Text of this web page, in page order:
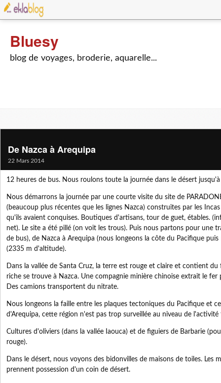
Bluesy
blog de voyages, broderie, aquarelle...
De Nazca à Arequipa
22 Mars 2014
12 heures de bus. Nous roulons toute la journée dans le désert
Nous démarrons la journée par une courte visite du site de
(beaucoup plus récentes que les lignes Nazca) construites par les
qu'ils avaient conquises. Boutiques d'artisans, tour de guet, étables.
net). Le site a été pillé (on voit les trous). Puis nous partons pour une
de bus), de Nazca à Arequipa (nous longeons la côte du Pacifique
(2335 m d'altitude).
Dans la vallée de Santa Cruz, la terre est rouge et claire et contient du
riche se trouve à Nazca. Une compagnie minière chinoise extrait le
Des camions transportent du nitrate.
Nous longeons la faille entre les plaques tectoniques du Pacifique et
d'Arequipa, cette région n'est pas trop surveillée au niveau de l'activité
Cultures d'oliviers (dans la vallée Iaouca) et de figuiers de Barbarie
rouge).
Dans le désert, nous voyons des bidonvilles de maisons de toiles. Les
prennent possession d'un coin de désert.